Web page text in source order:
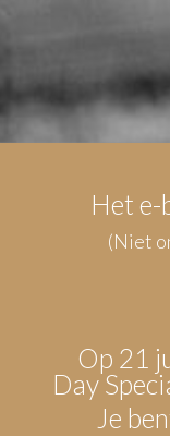
Het e-
(Niet
Op 21
Day
Je